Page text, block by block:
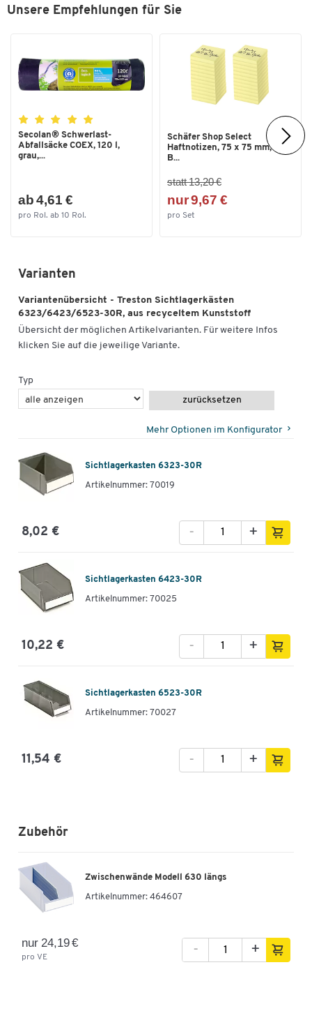
bis [°C]
Temperaturformbeständigkeit
Tiefe [mm]
Traglast [kg] 0.29
Typ 6323-30R
Maße
Breite [mm] 186
Unsere Empfehlungen für Sie
Secolan® Schwerlast-
Abfallsäcke COEX, 120 l,
grau,...
ab 4,61 €
pro Rol. ab 10 Rol.
Schäfer Shop Select
Haftnotizen, 75 x 75 mm, 100
B...
statt 13,20 €
nur 9,67 €
pro Set
Varianten
Variantenübersicht - Treston Sichtlagerkästen
6323/6423/6523-30R, aus recyceltem Kunststoff
Übersicht der möglichen Artikelvarianten. Für weitere Infos
klicken Sie auf die jeweilige Variante.
Typ
zurücksetzen
Mehr Optionen im Konfigurator
Sichtlagerkasten 6323-30R
Artikelnummer: 70019
8,02 € +
-
Sichtlagerkasten 6423-30R
Artikelnummer: 70025
10,22 € +
-
Sichtlagerkasten 6523-30R
Artikelnummer: 70027
11,54 € +
-
Zubehör
Zwischenwände Modell 630 längs
Artikelnummer: 464607
nur 24,19 €
pro VE
- +